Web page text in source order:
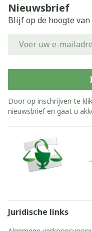
Nieuwsbrief
Blijf op de hoogte
Door op inschrijven te
nieuwsbrief en gaat u
Juridische links